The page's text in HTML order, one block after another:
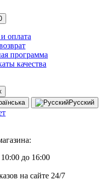
оплата
программа
качества
Русский
до 16:00
на сайте 24/7